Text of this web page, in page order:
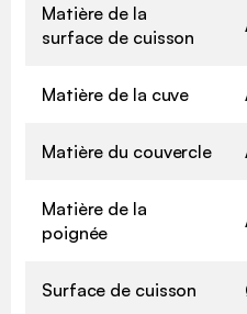
Matière de la
surface de cuisson
Matière de la cuve
Matière du couvercle
Matière de la
poignée
Surface de cuisson